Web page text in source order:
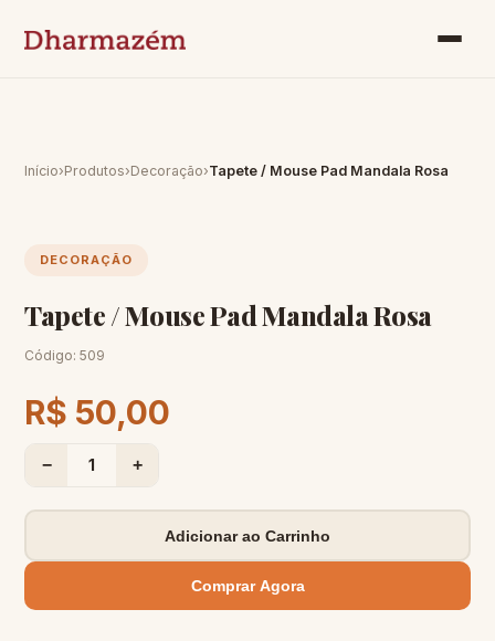
Início›Produtos›Decoração›Tapete / Mouse Pad Mandala Rosa
DECORAÇÃO
Tapete / Mouse Pad Mandala Rosa
Código:509
R$ 50,00
− 1 +
Adicionar ao Carrinho
Comprar Agora